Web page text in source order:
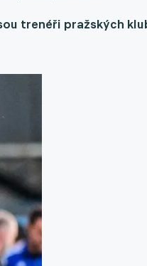
trenéři pražských